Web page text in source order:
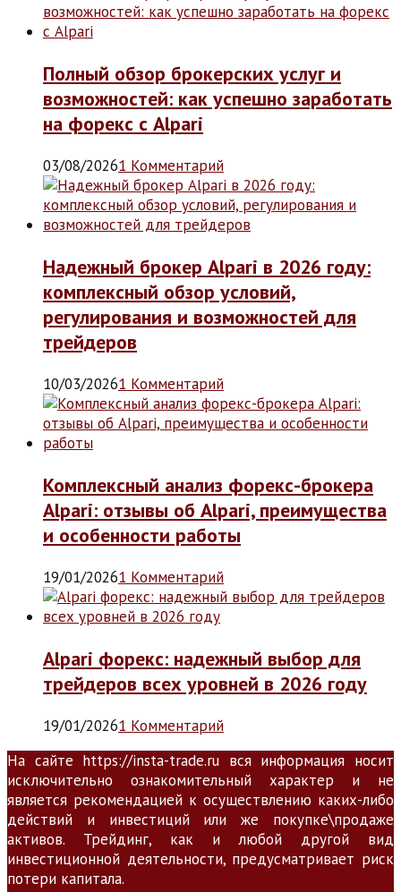
Полный обзор брокерских услуг и
возможностей: как успешно заработать
на форекс с Alpari
03/08/20261 Комментарий
Надежный брокер Alpari в 2026 году:
комплексный обзор условий,
регулирования и возможностей для
трейдеров
10/03/20261 Комментарий
Комплексный анализ форекс-брокера
Alpari: отзывы об Alpari, преимущества
и особенности работы
19/01/20261 Комментарий
Alpari форекс: надежный выбор для
трейдеров всех уровней в 2026 году
19/01/20261 Комментарий
На сайте https://insta-trade.ru вся информация носит
исключительно ознакомительный характер и не
является рекомендацией к осуществлению каких-либо
действий и инвестиций или же покупке\продаже
активов. Трейдинг, как и любой другой вид
инвестиционной деятельности, предусматривает риск
потери капитала.